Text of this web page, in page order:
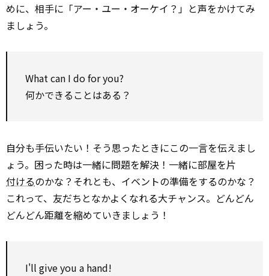
めに、相手に「アー・ユー・オーケイ？」と声をかけてみ
ましょう。
What can I do for you?
何かできることはある？
自分も手伝いたい！そう思ったときにこの一言を伝えまし
ょう。困った時は一緒に問題を解決！一緒に部屋を片
付けるのかな？それとも、イベントの準備をするのかな？
これって、友だちとなかよくなれる大チャンス。どんどん
どんどん距離を縮めていきましょう！
I'll give you a hand!